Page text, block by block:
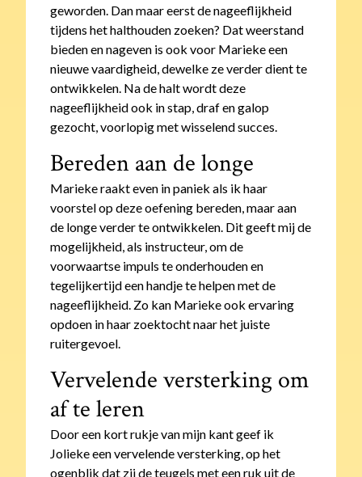
geworden. Dan maar eerst de nageeflijkheid
tijdens het halthouden zoeken? Dat weerstand
bieden en nageven is ook voor Marieke een
nieuwe vaardigheid, dewelke ze verder dient te
ontwikkelen. Na de halt wordt deze
nageeflijkheid ook in stap, draf en galop
gezocht, voorlopig met wisselend succes.
Bereden aan de longe
Marieke raakt even in paniek als ik haar
voorstel op deze oefening bereden, maar aan
de longe verder te ontwikkelen. Dit geeft mij de
mogelijkheid, als instructeur, om de
voorwaartse impuls te onderhouden en
tegelijkertijd een handje te helpen met de
nageeflijkheid. Zo kan Marieke ook ervaring
opdoen in haar zoektocht naar het juiste
ruitergevoel.
Vervelende versterking om
af te leren
Door een kort rukje van mijn kant geef ik
Jolieke een vervelende versterking, op het
ogenblik dat zij de teugels met een ruk uit de